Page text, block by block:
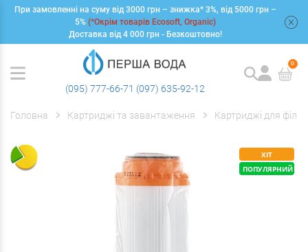
При замовленні на суму від 3000 грн – знижка* 3%, від 5000 грн –
5% (*Окрім товарів Ecosoft, Organic)
Доставка від 4 000 грн - Безкоштовно!
(095) 777-66-71 (097) 635-92-12
0
Головна Картриджі та завантаження Картриджі для
ХІТ
ПОПУЛЯРНИЙ